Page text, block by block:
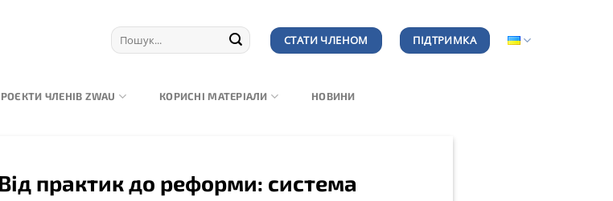
СТАТИ ЧЛЕНОМ ПІДТРИМКА
ЧЛЕНІВ ZWAU КОРИСНІ МАТЕРІАЛИ НОВИНИ
практик до реформи: система